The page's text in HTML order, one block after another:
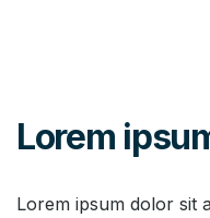
Lorem
Lorem ipsum dolor sit